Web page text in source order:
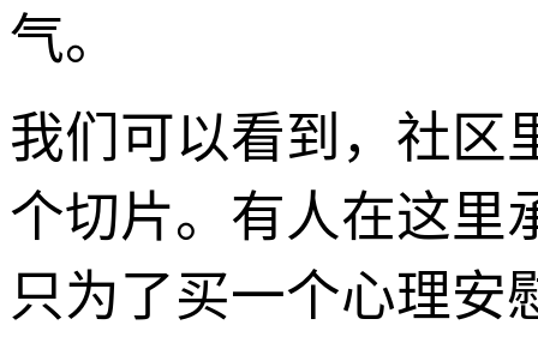
气。
我们可以看到，社区
个切片。有人在这里
只为了买一个心理安